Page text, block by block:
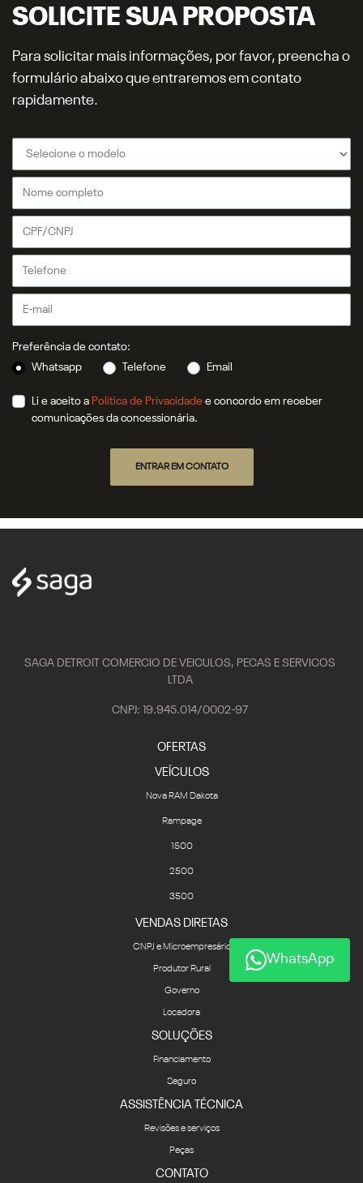
SOLICITE SUA PROPOSTA
Para solicitar mais informações, por favor, preencha o
formulário abaixo que entraremos em contato
rapidamente.
Preferência de contato:
Whatsapp
Telefone Email
Li e aceito a Política de Privacidade e concordo em receber
comunicações da concessionária.
ENTRAR EM CONTATO
SAGA DETROIT COMERCIO DE VEICULOS, PECAS E SERVICOS
LTDA
CNPJ: 19.945.014/0002-97
OFERTAS
VEÍCULOS
Nova RAM Dakota
Rampage
1500
2500
3500
VENDAS DIRETAS
CNPJ e Microempresário
Produtor Rural
Governo
Locadora
SOLUÇÕES
Financiamento
Seguro
ASSISTÊNCIA TÉCNICA
Revisões e serviços
Peças
CONTATO
WhatsApp